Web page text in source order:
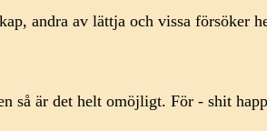
andra av lättja och vissa försöker
är det helt omöjligt. För - shit